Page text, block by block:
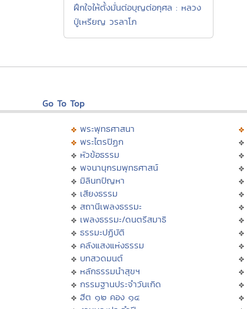
ฝึกใจให้ตั้งมั่นต่อบุญต่อกุศล : หลวง
ปู่เหรียญ วรลาโภ
Go To Top
พระพุทธศาสนา
พระไตรปิฏก
หัวข้อธรรม
พจนานุกรมพุทธศาสน์
มิลินทปัญหา
เสียงธรรม
สถานีเพลงธรรมะ
เพลงธรรมะ/ดนตรีสมาธิ
ธรรมะปฏิบัติ
คลังแสงแห่งธรรม
บทสวดมนต์
หลักธรรมนำสุขฯ
กรรมฐานประจำวันเกิด
ฮีต ๑๒ คอง ๑๔